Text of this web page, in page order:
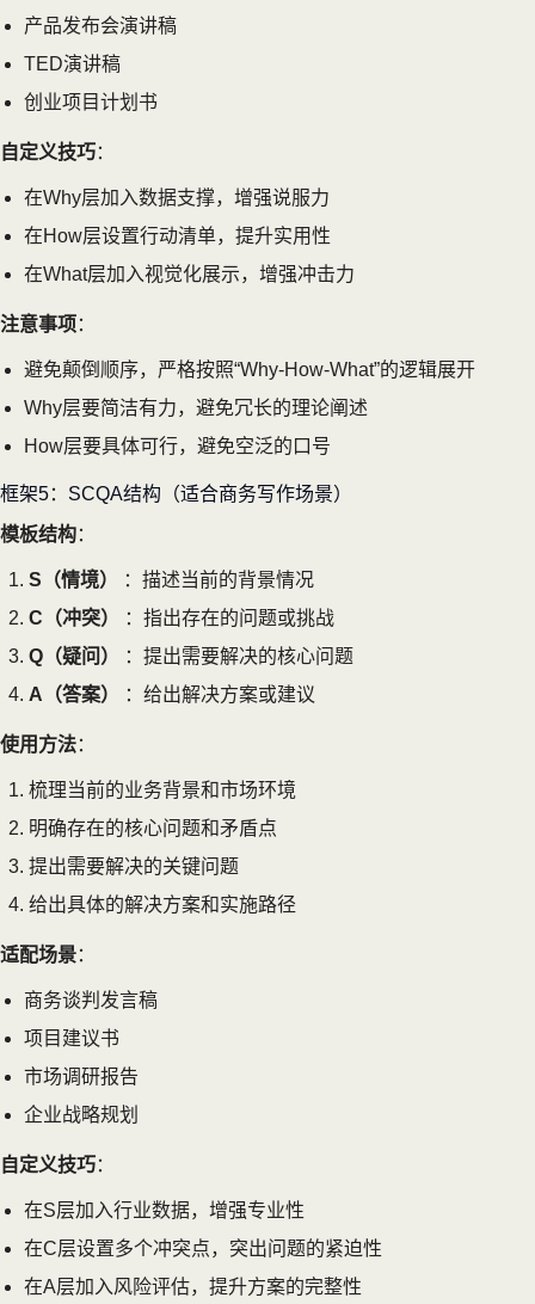
产品发布会演讲稿
TED演讲稿
创业项目计划书
自定义技巧：
在Why层加入数据支撑，增强说服力
在How层设置行动清单，提升实用性
在What层加入视觉化展示，增强冲击力
注意事项 ：
避免颠倒顺序，严格按照“Why-How-What”的逻辑展开
Why层要简洁有力，避免冗长的理论阐述
How层要具体可行，避免空泛的口号
框架5：SCQA结构（适合商务写作场景）
模板结构：
S（情境）
：描述当前的背景情况
C（冲突）
：指出存在的问题或挑战
Q（疑问）
：提出需要解决的核心问题
A（答案）
：给出解决方案或建议
使用方法：
梳理当前的业务背景和市场环境
明确存在的核心问题和矛盾点
提出需要解决的关键问题
给出具体的解决方案和实施路径
适配场景：
商务谈判发言稿
项目建议书
市场调研报告
企业战略规划
自定义技巧：
在S层加入行业数据，增强专业性
在C层设置多个冲突点，突出问题的紧迫性
在A层加入风险评估，提升方案的完整性